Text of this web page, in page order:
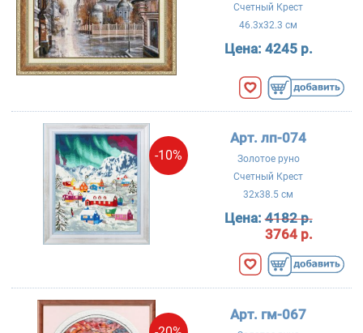
Счетный Крест
46.3x32.3 см
Цена: 4245 р.
-10%
Арт. лп-074
Золотое руно
Счетный Крест
32x38.5 см
Цена:4182 р.
3764 р.
Арт. гм-067